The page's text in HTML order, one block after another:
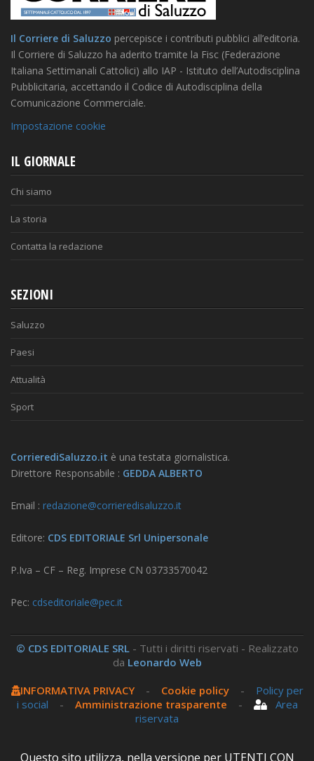
Il Corriere di Saluzzo percepisce i contributi pubblici all’editoria.
Il Corriere di Saluzzo ha aderito tramite la Fisc (Federazione
Italiana Settimanali Cattolici) allo IAP - Istituto dell’Autodisciplina
Pubblicitaria, accettando il Codice di Autodisciplina della
Comunicazione Commerciale.
Impostazione cookie
IL GIORNALE
Chi siamo
La storia
Contatta la redazione
SEZIONI
Saluzzo
Paesi
Attualità
Sport
CorrierediSaluzzo.it è una testata giornalistica.
Direttore Responsabile : GEDDA ALBERTO
Email : redazione@corrieredisaluzzo.it
Editore: CDS EDITORIALE Srl Unipersonale
P.Iva – CF – Reg. Imprese CN 03733570042
Pec: cdseditoriale@pec.it
© CDS EDITORIALE SRL - Tutti i diritti riservati - Realizzato
da Leonardo Web
INFORMATIVA PRIVACY- Cookie policy- Policy per
i social - Amministrazione trasparente -
Area
riservata
Questo sito utilizza, nella versione per UTENTI CON